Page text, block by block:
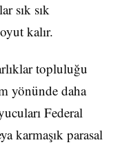
sık sık
kalır.
topluluğu
yönünde daha
Federal
karmaşık parasal